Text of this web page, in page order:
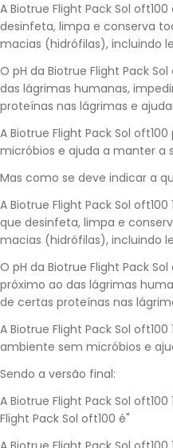
A Biotrue Flight Pack Sol
desinfeta, limpa e conserva
macias (hidrófilas), incluindo
O pH da Biotrue Flight Pack
das lágrimas humanas,
proteínas nas lágrimas e
A Biotrue Flight Pack Sol
micróbios e ajuda a manter a
Mas como se deve indicar a
A Biotrue Flight Pack Sol
que desinfeta, limpa e
macias (hidrófilas), incluindo
O pH da Biotrue Flight Pack
próximo ao das lágrimas
de certas proteínas nas
A Biotrue Flight Pack Sol
ambiente sem micróbios e
Sendo a versão final:
A Biotrue Flight Pack Sol
Flight Pack Sol oft100 é"